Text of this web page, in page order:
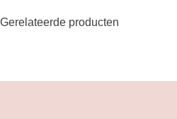
Gerelateerde producten